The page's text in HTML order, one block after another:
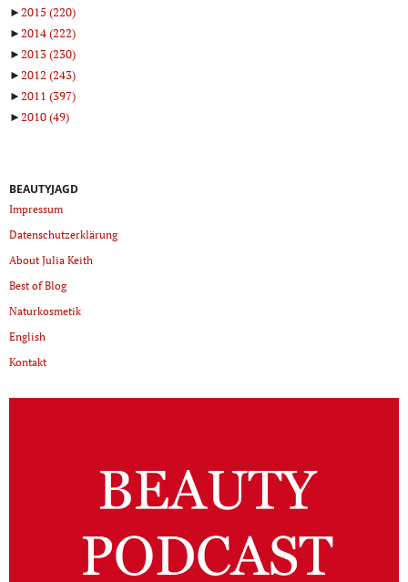
►2015 (220)
►2014(222)
►2013(230)
►2012 (243)
►2011 (397)
►2010(49)
BEAUTYJAGD
Impressum
Datenschutzerklärung
About Julia Keith
Best of Blog
Naturkosmetik
English
Kontakt